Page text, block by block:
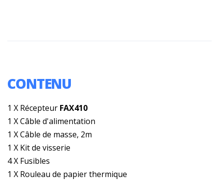
CONTENU
1 X Récepteur FAX410
1 X Câble d'alimentation
1 X Câble de masse, 2m
1 X Kit de visserie
4 X Fusibles
1 X Rouleau de papier thermique